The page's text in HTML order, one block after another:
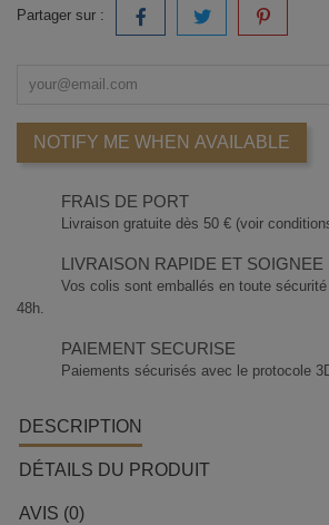
Partager sur :
NOTIFY ME WHEN AVAILABLE
FRAIS DE PORT
Livraison gratuite dès 50 € (voir
LIVRAISON RAPIDE ET SOIGNEE
Vos colis sont emballés en toute
48h.
PAIEMENT SECURISE
Paiements sécurisés avec le protocole
DESCRIPTION
DÉTAILS DU PRODUIT
AVIS (0)